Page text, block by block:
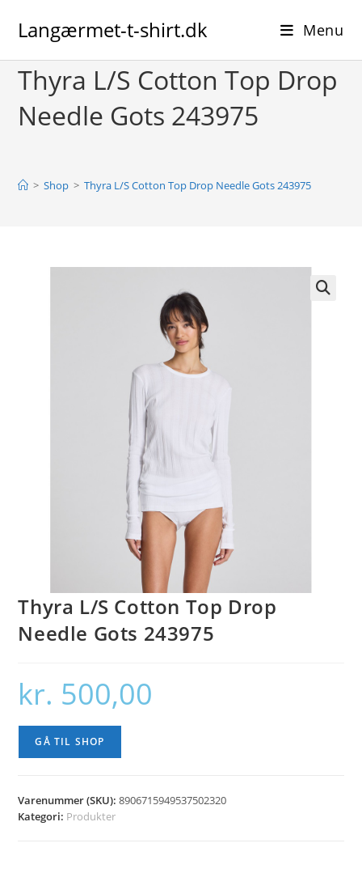
Langærmet-t-shirt.dk Menu
Thyra L/S Cotton Top Drop
Needle Gots 243975
> Shop > Thyra L/S Cotton Top Drop Needle Gots 243975
Thyra L/S Cotton Top Drop
Needle Gots 243975
kr. 500,00
GÅ TIL SHOP
Varenummer (SKU):8906715949537502320
Kategori: Produkter